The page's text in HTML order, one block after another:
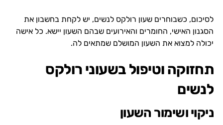
לסיכום, כשבוחרים שעון רולקס לנשים, יש לקחת בחשבון את
הסגנון האישי, החומרים והאירועים שבהם השעון יישא. כל אישה
יכולה למצוא את השעון המושלם שמתאים לה.
תחזוקה וטיפול בשעוני רולקס
לנשים
ניקוי ושימור השעון